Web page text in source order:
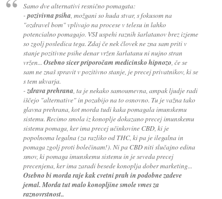
Samo dve alternativi resnično pomagata:
- pozivivna psiha , možgani so huda stvar, s fokusom na
"ozdravel bom" vplivajo na procese v telesu in lahko
potencialno pomagajo. VSI uspehi raznih šarlatanov brez izjeme
so zgolj posledica tega. Zdaj če nek človek ne zna sam priti v
stanje pozitivne psihe denar vržen šarlatanu ni nujno stran
vržen... Osebno sicer priporočam medicinsko hipnozo , če se
sam ne znaš spravit v pozitivno stanje, je precej privatnikov, ki se
s tem ukvarja.
- zdrava prehrana , ta je nekako samoumevna, ampak ljudje radi
iščejo "alternative" in pozabijo na to osnovno. Tu je važna tako
glavna prehrana, kot morda tudi kaka pomagala imunskemu
sistemu. Recimo smola iz konoplje dokazano precej imunskemu
sistemu pomaga, ker ima precej učinkovine CBD, ki je
popolnoma legalna (za razliko od THC, ki pa je ilegalna in
pomaga zgolj proti bolečinam!). Ni pa CBD niti slučajno edina
smov, ki pomaga imunskemu sistemu in je seveda precej
precenjena, ker ima zaradi besede konoplja dober marketing...
Osebno bi morda raje kak cvetni prah in podobne zadeve
jemal. Morda tut malo konopljine smole vmes za
raznovrstnost..